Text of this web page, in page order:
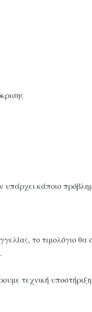
κάποιο
το τιμολόγιο
τεχνική